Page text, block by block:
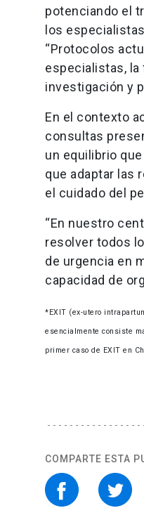
potenciando el
los
“Protocolos
especialistas,
investigación y
En el contexto
consultas
un equilibrio
que adaptar las
el cuidado del
“En nuestro
resolver todos
de urgencia en
capacidad de
*EXIT (ex-utero
esencialmente consiste
primer caso de EXIT en
COMPARTE ESTA